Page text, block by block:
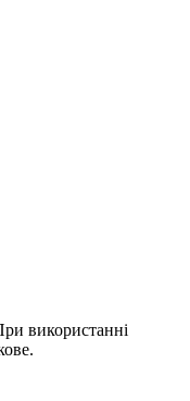
використанні